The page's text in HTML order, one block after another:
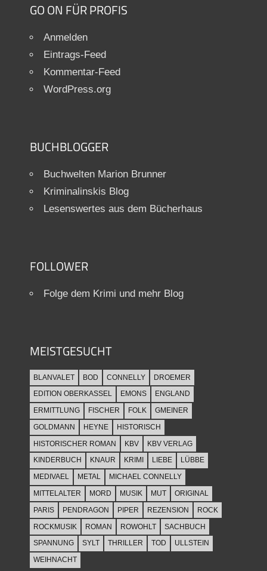
GO ON FÜR PROFIS
Anmelden
Eintrags-Feed
Kommentar-Feed
WordPress.org
BUCHBLOGGER
Buchwelten Marion Brunner
Kriminalinskis Blog
Lesenswertes aus dem Bücherhaus
FOLLOWER
Folge dem Krimi und mehr Blog
MEISTGESUCHT
BLANVALET BOD CONNELLY
DROEMER
EDITION OBERKASSEL
EMONS
ENGLAND
ERMITTLUNG
FISCHER FOLK
GMEINER
GOLDMANN
HEYNE
HISTORISCH
HISTORISCHER ROMAN
KBV
KBV VERLAG
KINDERBUCH
KNAUR KRIMI LIEBE
LÜBBE
MEDIVAEL
METAL
MICHAEL CONNELLY
MITTELALTER
MORD MUSIK MUT
ORIGINAL
PARIS
PENDRAGON PIPER REZENSION
ROCK
ROCKMUSIK
ROMAN ROWOHLT
SACHBUCH
SPANNUNG
SYLT THRILLER TOD
ULLSTEIN
WEIHNACHT